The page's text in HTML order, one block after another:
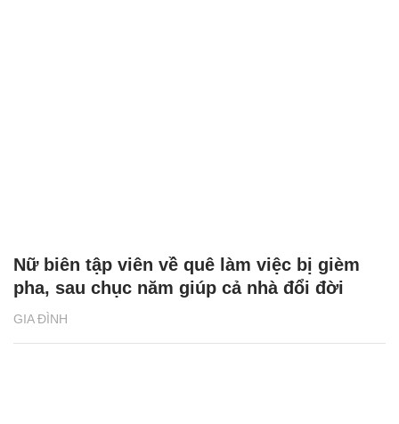
GIA ĐÌNH
Nữ biên tập viên về quê làm việc bị gièm
pha, sau chục năm giúp cả nhà đổi đời